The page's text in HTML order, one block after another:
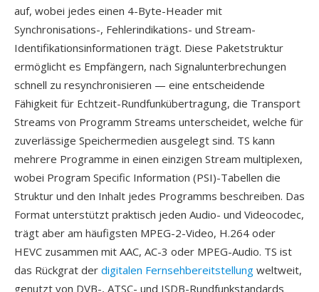
auf, wobei jedes einen 4-Byte-Header mit
Synchronisations-, Fehlerindikations- und Stream-
Identifikationsinformationen trägt. Diese Paketstruktur
ermöglicht es Empfängern, nach Signalunterbrechungen
schnell zu resynchronisieren — eine entscheidende
Fähigkeit für Echtzeit-Rundfunkübertragung, die Transport
Streams von Programm Streams unterscheidet, welche für
zuverlässige Speichermedien ausgelegt sind. TS kann
mehrere Programme in einen einzigen Stream multiplexen,
wobei Program Specific Information (PSI)-Tabellen die
Struktur und den Inhalt jedes Programms beschreiben. Das
Format unterstützt praktisch jeden Audio- und Videocodec,
trägt aber am häufigsten MPEG-2-Video, H.264 oder
HEVC zusammen mit AAC, AC-3 oder MPEG-Audio. TS ist
das Rückgrat der digitalen Fernsehbereitstellung weltweit,
genutzt von DVB-, ATSC- und ISDB-Rundfunkstandards